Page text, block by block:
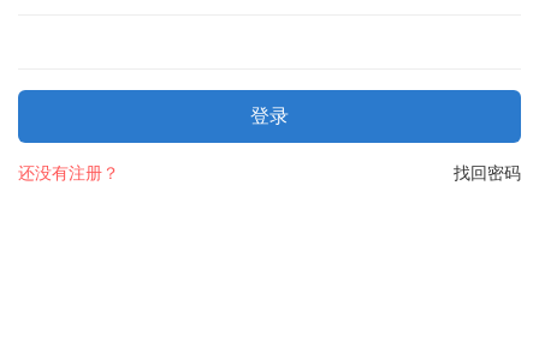
登录
找回密码
还没有注册？